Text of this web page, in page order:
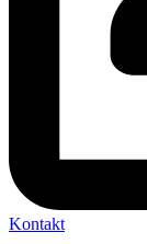
Kontakt